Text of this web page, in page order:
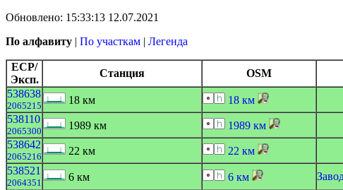
Обновлено: 15:33:13 12.07.2021
По алфавиту | По участкам | Легенда
ЕСР/
Эксп.
Станция OSM
538638
2065215 18 км 18 км
538110
2065300 1989 км 1989 км
538642
2065216 22 км 22 км
538521
2064351 6 км 6 км